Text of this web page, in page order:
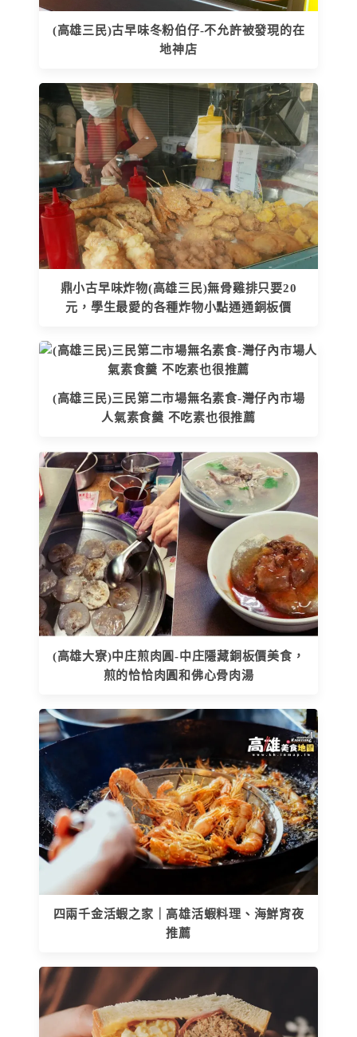
(高雄三民)古早味冬粉伯仔-不允許被發現的在
地神店
鼎小古早味炸物(高雄三民)無骨雞排只要20
元，學生最愛的各種炸物小點通通銅板價
(高雄三民)三民第二市場無名素食-灣仔內市場
人氣素食羹 不吃素也很推薦
(高雄大寮)中庄煎肉圓-中庄隱藏銅板價美食，
煎的恰恰肉圓和佛心骨肉湯
四兩千金活蝦之家｜高雄活蝦料理、海鮮宵夜
推薦